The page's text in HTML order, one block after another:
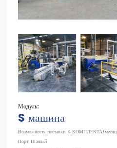
Модуль:
S машина
Возможность поставки: 4 КОМПЛЕКТА/месяц
Порт: Шанхай